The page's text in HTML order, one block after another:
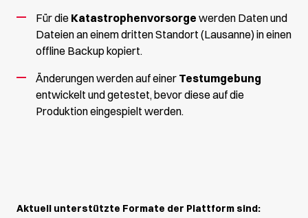
Für die Katastrophenvorsorge werden Daten und
Dateien an einem dritten Standort (Lausanne) in einen
offline Backup kopiert.
Änderungen werden auf einer Testumgebung
entwickelt und getestet, bevor diese auf die
Produktion eingespielt werden.
Aktuell unterstützte Formate der Plattform sind: